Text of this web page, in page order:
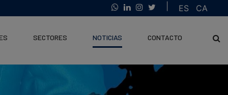
ES CA
SECTORES NOTICIAS CONTACTO